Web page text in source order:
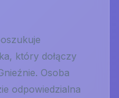
który dołączy
Osoba
odpowiedzialna